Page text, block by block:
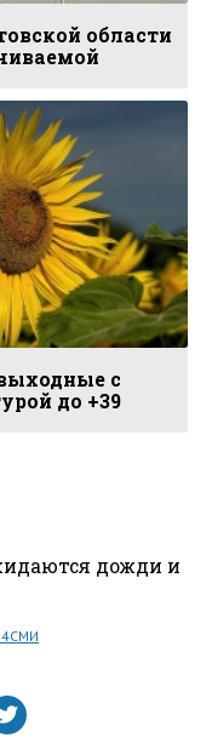
области
с
до +39
дожди и